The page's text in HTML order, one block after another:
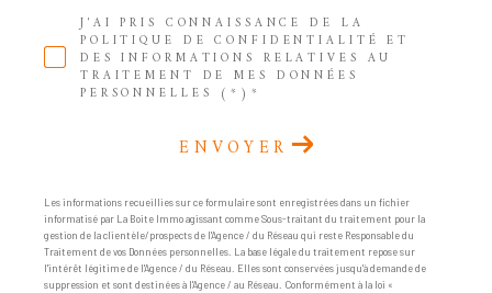
J'AI PRIS CONNAISSANCE DE LA
POLITIQUE DE CONFIDENTIALITÉ ET
DES INFORMATIONS RELATIVES AU
TRAITEMENT DE MES DONNÉES
PERSONNELLES (*)*
ENVOYER
Les informations recueillies sur ce formulaire sont enregistrées dans un fichier
informatisé par La Boite Immo agissant comme Sous-traitant du traitement pour la
gestion de la clientèle/prospects de l'Agence / du Réseau qui reste Responsable du
Traitement de vos Données personnelles. La base légale du traitement repose sur
l'intérêt légitime de l'Agence / du Réseau. Elles sont conservées jusqu'à demande de
suppression et sont destinées à l'Agence / au Réseau. Conformément à la loi «